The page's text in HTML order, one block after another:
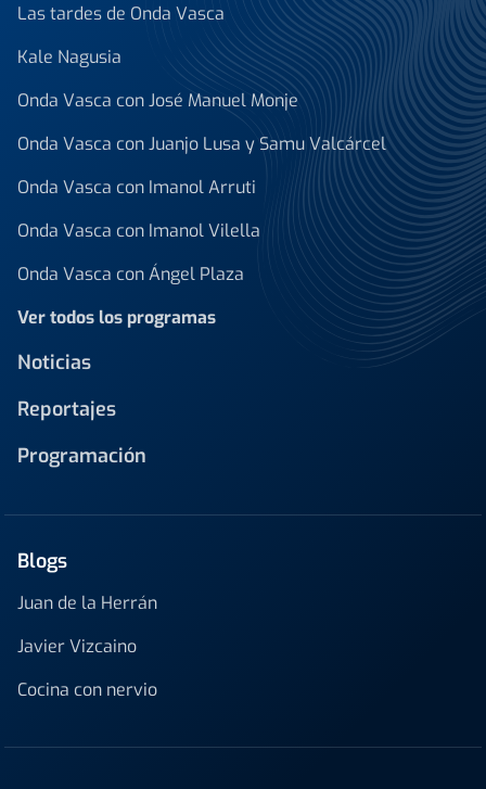
Las tardes de Onda Vasca
Kale Nagusia
Onda Vasca con José Manuel Monje
Onda Vasca con Juanjo Lusa y Samu Valcárcel
Onda Vasca con Imanol Arruti
Onda Vasca con Imanol Vilella
Onda Vasca con Ángel Plaza
Ver todos los programas
Noticias
Reportajes
Programación
Blogs
Juan de la Herrán
Javier Vizcaino
Cocina con nervio